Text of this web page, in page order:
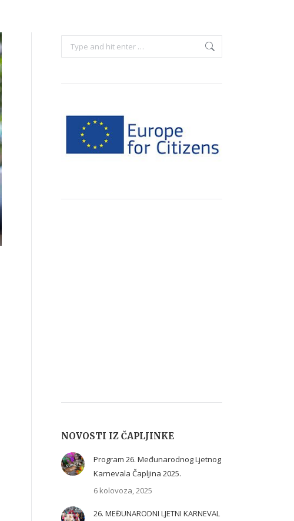
Search:
NOVOSTI IZ ČAPLJINKE
Program 26. Međunarodnog Ljetnog
Karnevala Čapljina 2025.
6 kolovoza, 2025
26. MEĐUNARODNI LJETNI KARNEVAL